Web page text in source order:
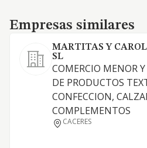
Empresas similares
Empresas similares
MARTITAS Y
SL
COMERCIO MENOR
DE PRODUCTOS
CONFECCION,
COMPLEMENTOS
CACERES